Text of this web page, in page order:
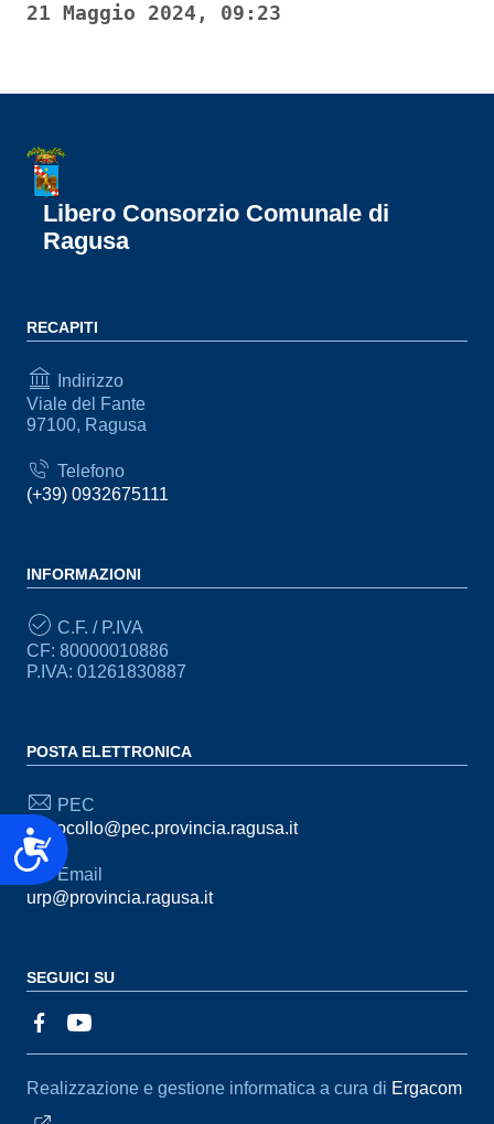
Accessibilità
21 Maggio 2024, 09:23
Libero Consorzio Comunale di
Ragusa
RECAPITI
Indirizzo
Viale del Fante
97100, Ragusa
Telefono
(+39) 0932675111
INFORMAZIONI
C.F. / P.IVA
CF: 80000010886
P.IVA: 01261830887
POSTA ELETTRONICA
PEC
protocollo@pec.provincia.ragusa.it
Email
urp@provincia.ragusa.it
SEGUICI SU
Sezione Link Utili
Realizzazione e gestione informatica a cura di Ergacom